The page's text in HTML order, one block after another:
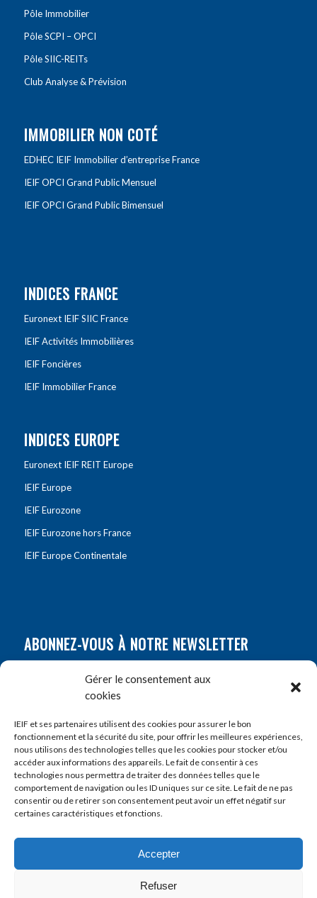
Gérer le consentement aux
cookies
IEIF et ses partenaires utilisent des cookies pour assurer le bon
fonctionnement et la sécurité du site, pour offrir les meilleures expériences,
nous utilisons des technologies telles que les cookies pour stocker et/ou
accéder aux informations des appareils. Le fait de consentir à ces
technologies nous permettra de traiter des données telles que le
comportement de navigation ou les ID uniques sur ce site. Le fait de ne pas
consentir ou de retirer son consentement peut avoir un effet négatif sur
certaines caractéristiques et fonctions.
Accepter
Refuser
Pôle Immobilier
Pôle SCPI – OPCI
Pôle SIIC-REITs
Club Analyse & Prévision
IMMOBILIER NON COTÉ
EDHEC IEIF Immobilier d’entreprise France
IEIF OPCI Grand Public Mensuel
IEIF OPCI Grand Public Bimensuel
INDICES FRANCE
Euronext IEIF SIIC France
IEIF Activités Immobilières
IEIF Foncières
IEIF Immobilier France
INDICES EUROPE
Euronext IEIF REIT Europe
IEIF Europe
IEIF Eurozone
IEIF Eurozone hors France
IEIF Europe Continentale
ABONNEZ-VOUS À NOTRE NEWSLETTER
Prénom*
E-mail*